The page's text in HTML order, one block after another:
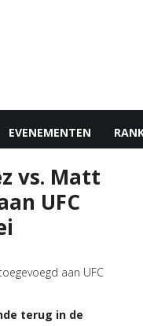
EVENEMENTEN
vs. Matt
UFC
terug in de